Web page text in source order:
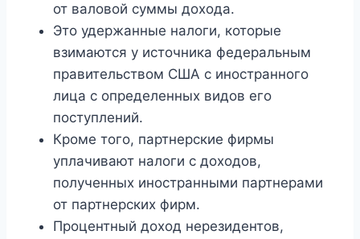
от валовой суммы дохода.
Это удержанные налоги, которые
взимаются у источника федеральным
правительством США с иностранного
лица с определенных видов его
поступлений.
Кроме того, партнерские фирмы
уплачивают налоги с доходов,
полученных иностранными партнерами
от партнерских фирм.
Процентный доход нерезидентов,